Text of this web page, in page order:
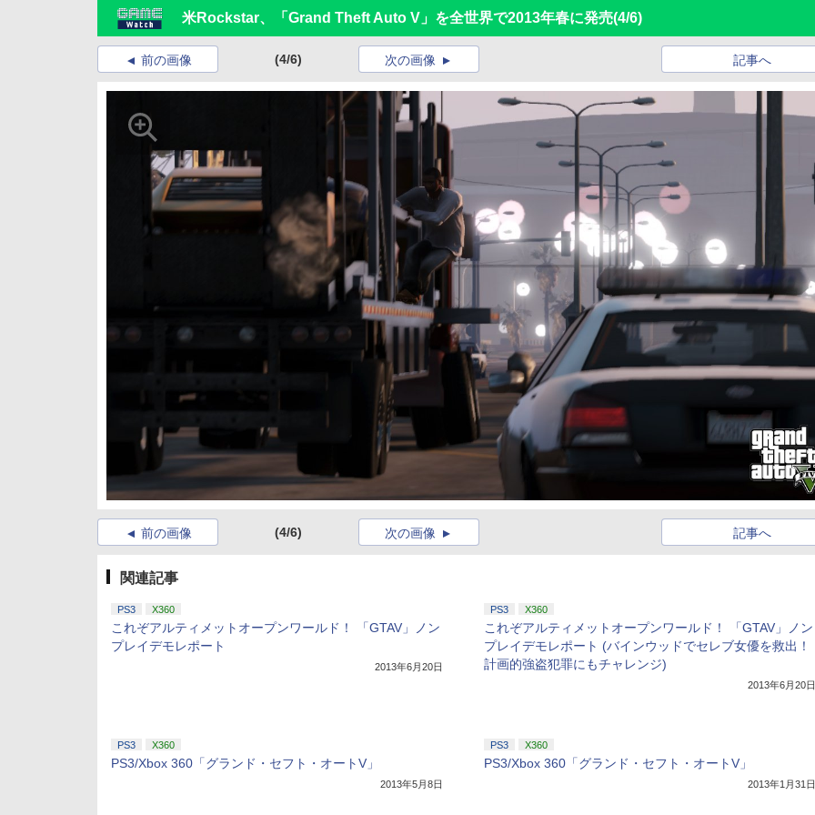
米Rockstar、「Grand Theft Auto V」を全世界で2013年春に発売(4/6)
前の画像 (4/6) 記事へ
次の画像
前の画像 (4/6) 記事へ
次の画像
関連記事
PS3 X360
これぞアルティメットオープンワールド！ 「GTAV」ノン
プレイデモレポート
2013年6月20日
PS3 X360
これぞアルティメットオープンワールド！ 「GTAV」ノン
プレイデモレポート (バインウッドでセレブ女優を救出！
計画的強盗犯罪にもチャレンジ)
2013年6月20日
PS3 X360
PS3/Xbox 360「グランド・セフト・オートV」
2013年5月8日
PS3 X360
PS3/Xbox 360「グランド・セフト・オートV」
2013年1月31日